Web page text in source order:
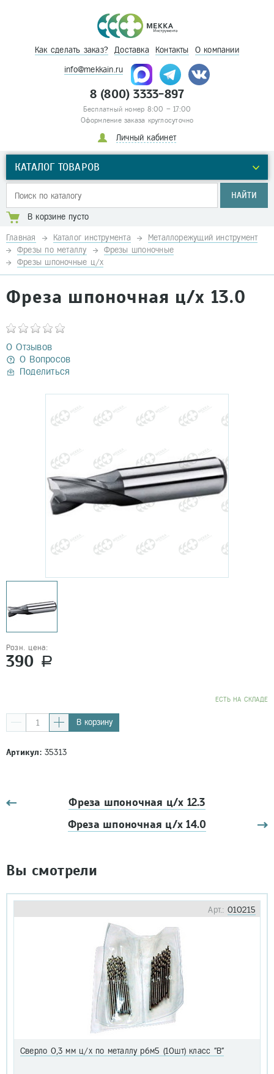
Как сделать заказ? Доставка Контакты О компании
info@mekkain.ru
8 (800) 3333-897
Бесплатный номер 8:00 – 17:00
Оформление заказа круглосуточно
Личный кабинет
КАТАЛОГ ТОВАРОВ
НАЙТИ
В корзине пусто
Главная Каталог инструмента
Металлорежущий инструмент
Фрезы по металлу
Фрезы шпоночные
Фрезы шпоночные ц/х
Фреза шпоночная ц/х 13.0
0 Отзывов
0 Вопросов
Поделиться
Розн. цена:
390 a
EСТЬ НА СКЛАДЕ
В корзину
Артикул:35313
Фреза шпоночная ц/х 12.3
Фреза шпоночная ц/х 14.0
Вы смотрели
Арт.: 010215
Сверло 0,3 мм ц/х по металлу р6м5 (10шт) класс "В"